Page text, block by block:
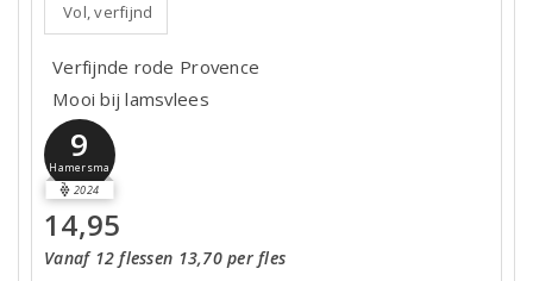
Vol, verfijnd
Verfijnde rode Provence
Mooi bij lamsvlees
9
Hamersma
2024
14,95
Vanaf 12 flessen 13,70 per fles